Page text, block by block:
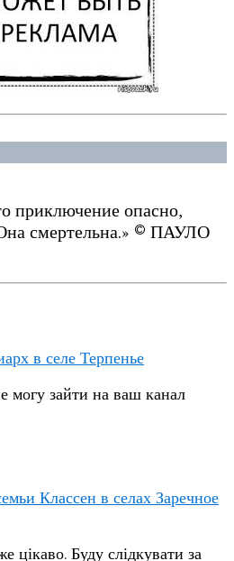
приключение опасно,
смертельна.» © ПАУЛО
в селе Терпенье
могу зайти на ваш канал
Классен в селах Заречное
цікаво. Буду слідкувати за